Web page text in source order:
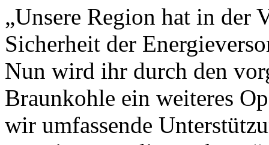
„Unsere Region hat in der
Sicherheit der
Nun wird ihr durch den
Braunkohle ein weiteres
wir umfassende